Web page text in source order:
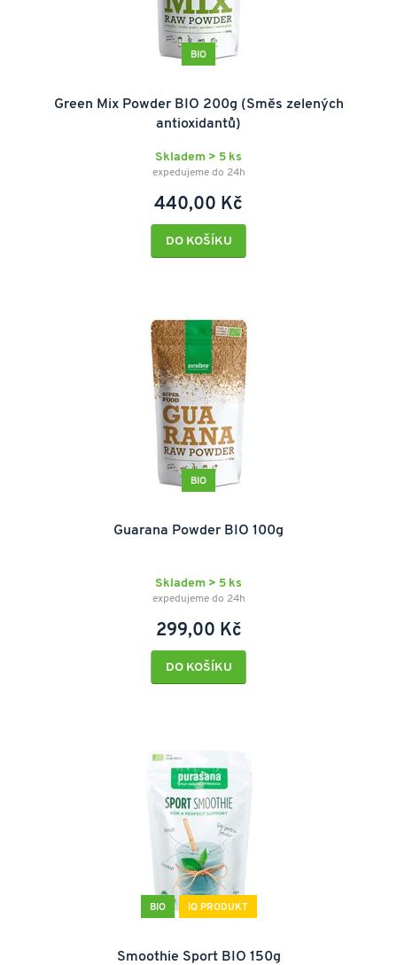
BIO
Green Mix Powder BIO 200g (Směs zelených
antioxidantů)
Skladem > 5 ks
expedujeme do 24h
440,00 Kč
DO KOŠÍKU
BIO
Guarana Powder BIO 100g
Skladem > 5 ks
expedujeme do 24h
299,00 Kč
DO KOŠÍKU
BIO IQ PRODUKT
Smoothie Sport BIO 150g